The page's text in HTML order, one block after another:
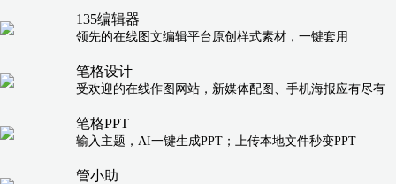
135编辑器
领先的在线图文编辑平台原创样式素材，一键套用
笔格设计
受欢迎的在线作图网站，新媒体配图、手机海报应有尽有
笔格PPT
输入主题，AI一键生成PPT；上传本地文件秒变PPT
管小助